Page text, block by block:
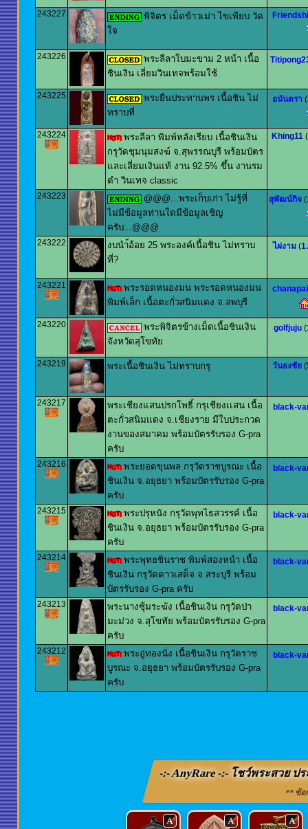
243227
พิจิตร เม็ดข้าวเม่า ไขเพียบ วัด
ใจ
243226
พระลีลาใบมะขาม 2 หน้า เนื้อ
ชินเงิน เลี่ยมวินเทจพร้อมใช้
243225
พระยืนประทานพร เนื้อชิน ไม่
ทราบที่
อนันตรา (
243224
พระลีลา พิมพ์หลังเรียบ เนื้อชินเงิน
กรุวัดชุมนุมสงฆ์ จ.สุพรรณบุรี พร้อมบัตร
และเลี่ยมเงินแท้ งาน 92.5% ขึ้น งานรม
ดำ วินเทจ classic
Khing11 (
243223
@@@...พระเก็บเก่า ไม่รู้ที่
ไม่มีข้อมูลท่านใดมีข้อมูลเชิญ
ครับ...@@@
สุพัฒน์กิจ (
243222
งบนำ้อ้อย 25 พระองค์เนื้อชิน ไม่ทราบ
ที่?
ไผ่งาม (
243221
พระรอดหนองมน พระรอดหนองมน
พิมพ์เล็ก เนื้อตะกั่วสนิมแดง จ.ลพบุรี
chanapai
243220
พระพิจิตรข้างเม็ดเนื้อชินเงิน
จังหวัดสุโขทัย
golfjuju (
243219 พระเนื้อชินเงิน ไม่ทราบกรุ วันธงชัย (
243217
พระเชียงแสนปรกโพธิ์ กรุเชียงเเสน เนื้อ
ตะกั่วสนิมแดง จ.เชียงราย มีใบประกวด
งานของสมาคม พร้อมบัตรรับรอง G-pra
ครับ
black-
243216
พระยอดขุนพล กรุวัดราชบูรณะ เนื้อ
ชินเงิน จ.อยุธยา พร้อมบัตรรับรอง G-pra
ครับ
black-
243215
พระปรุหนัง กรุวัดพุทไธสวรรค์ เนื้อ
ชินเงิน จ.อยุธยา พร้อมบัตรรับรอง G-pra
ครับ
black-
243214
พระพุทธขินราช พิมพ์สองหน้า เนื้อ
ชินเงิน กรุวัดดาวเสด็จ จ.สระบุรี พร้อม
บัตรรับรอง G-pra ครับ
black-
243213
พระนางซุ้มระฆัง เนื้อชินเงิน กรุวัดป่า
มะม่วง จ.สุโขทัย พร้อมบัตรรับรอง G-pra
ครับ
black-
243212
พระอู่ทองนั่ง เนื้อชินเงิน กรุวัดราช
บูรณะ จ.อยุธยา พร้อมบัตรรับรอง G-pra
ครับ
black-
-:- AnyRare -:- โชว์พระสวย
** ข้อ